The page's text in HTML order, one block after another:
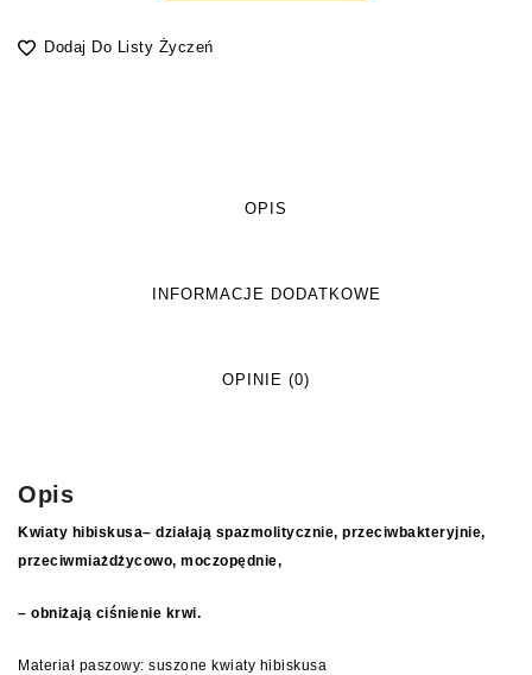
Dodaj Do Listy Życzeń
OPIS
INFORMACJE DODATKOWE
OPINIE (0)
Opis
Kwiaty hibiskusa– działają spazmolitycznie, przeciwbakteryjnie,
przeciwmiażdżycowo, moczopędnie,
– obniżają ciśnienie krwi.
Materiał paszowy: suszone kwiaty hibiskusa